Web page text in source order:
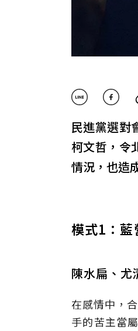
民進黨選對
柯文哲，令
情況，也造
模式1：藍
陳水扁、尤
在感情中，
手的苦主當